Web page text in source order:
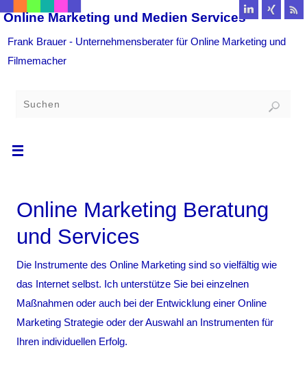
Online Marketing und Medien Services
Frank Brauer - Unternehmensberater für Online Marketing und
Filmemacher
Online Marketing Beratung
und Services
Die Instrumente des Online Marketing sind so vielfältig wie
das Internet selbst. Ich unterstütze Sie bei einzelnen
Maßnahmen oder auch bei der Entwicklung einer Online
Marketing Strategie oder der Auswahl an Instrumenten für
Ihren individuellen Erfolg.